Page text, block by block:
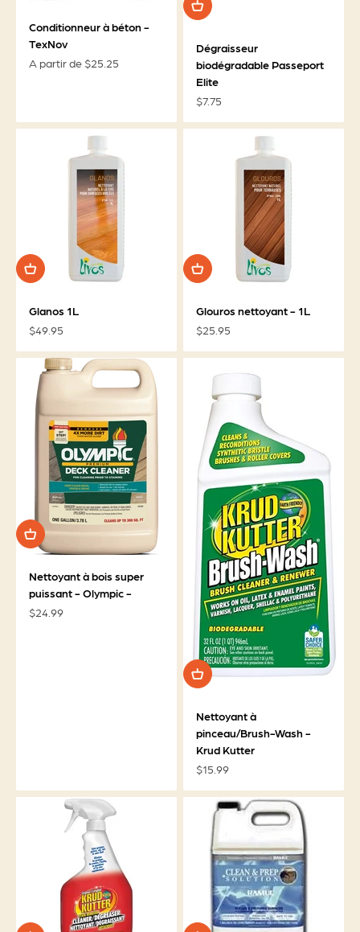
Conditionneur à béton -
TexNov
Prix de vente
A partir de $25.25
Dégraisseur
biodégradable Passeport
Elite
Prix de vente
$7.75
Glanos 1L
Prix de vente
$49.95
Glouros nettoyant - 1L
Prix de vente
$25.95
Nettoyant à bois super
puissant - Olympic -
Prix de vente
$24.99
Nettoyant à
pinceau/Brush-Wash -
Krud Kutter
Prix de vente
$15.99